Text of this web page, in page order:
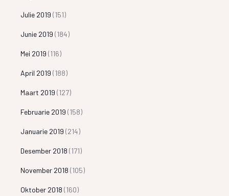
Julie 2019 (151)
Junie 2019 (184)
Mei 2019 (116)
April 2019 (188)
Maart 2019 (127)
Februarie 2019 (158)
Januarie 2019 (214)
Desember 2018 (171)
November 2018 (105)
Oktober 2018 (160)